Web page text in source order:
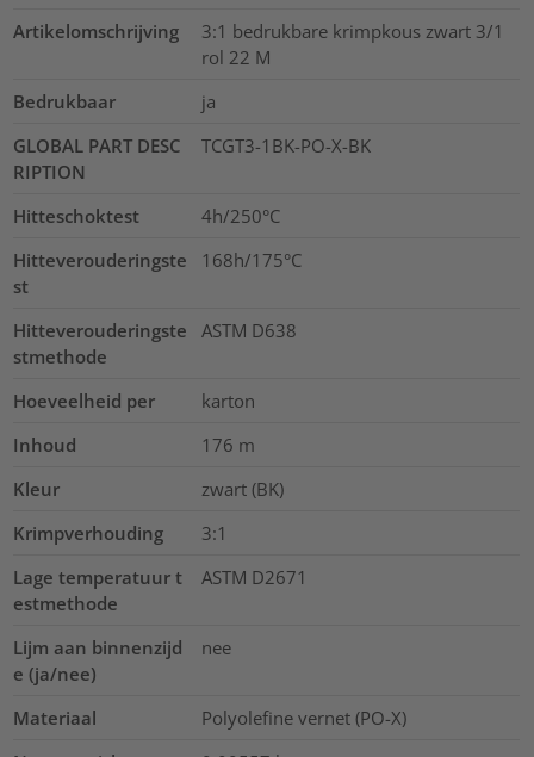
Artikelomschrijving
3:1 bedrukbare krimpkous zwart 3/1
rol 22 M
Bedrukbaar
ja
GLOBAL PART DESC
RIPTION
TCGT3-1BK-PO-X-BK
Hitteschoktest
4h/250°C
Hitteverouderingste
st
168h/175°C
Hitteverouderingste
stmethode
ASTM D638
Hoeveelheid per
karton
Inhoud
176 m
Kleur
zwart (BK)
Krimpverhouding
3:1
Lage temperatuur t
estmethode
ASTM D2671
Lijm aan binnenzijd
e (ja/nee)
nee
Materiaal
Polyolefine vernet (PO-X)